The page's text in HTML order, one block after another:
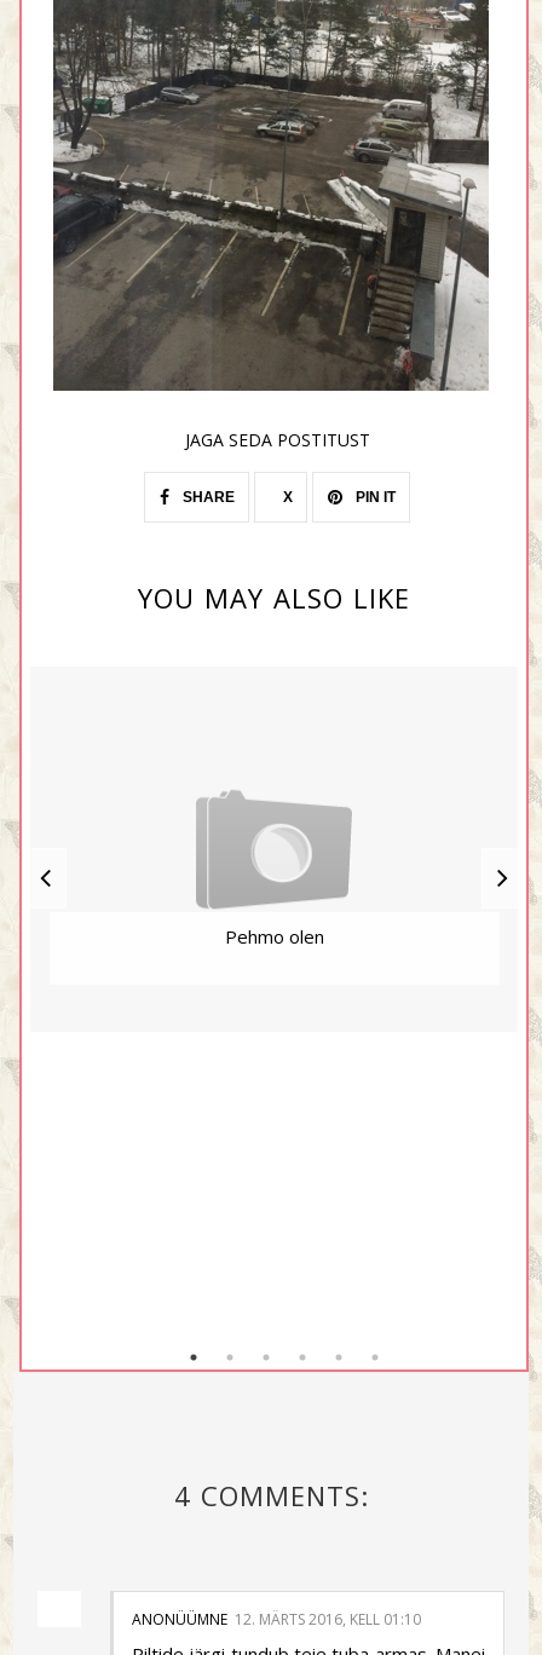
JAGA SEDA POSTITUST
SHARE X PIN IT
YOU MAY ALSO LIKE
Pehmo olen
4 COMMENTS:
ANONÜÜMNE 12. MÄRTS 2016, KELL 01:10